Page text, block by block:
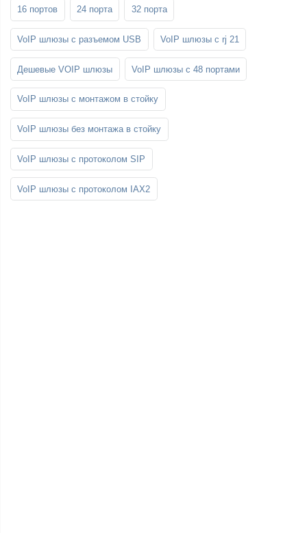
16 портов 24 порта 32 порта
VoIP шлюзы с разъемом USB VoIP шлюзы с rj 21
Дешевые VOIP шлюзы VoIP шлюзы с 48 портами
VoIP шлюзы с монтажом в стойку
VoIP шлюзы без монтажа в стойку
VoIP шлюзы с протоколом SIP
VoIP шлюзы с протоколом IAX2